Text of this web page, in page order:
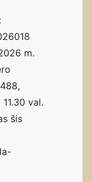
m.
val.
šis